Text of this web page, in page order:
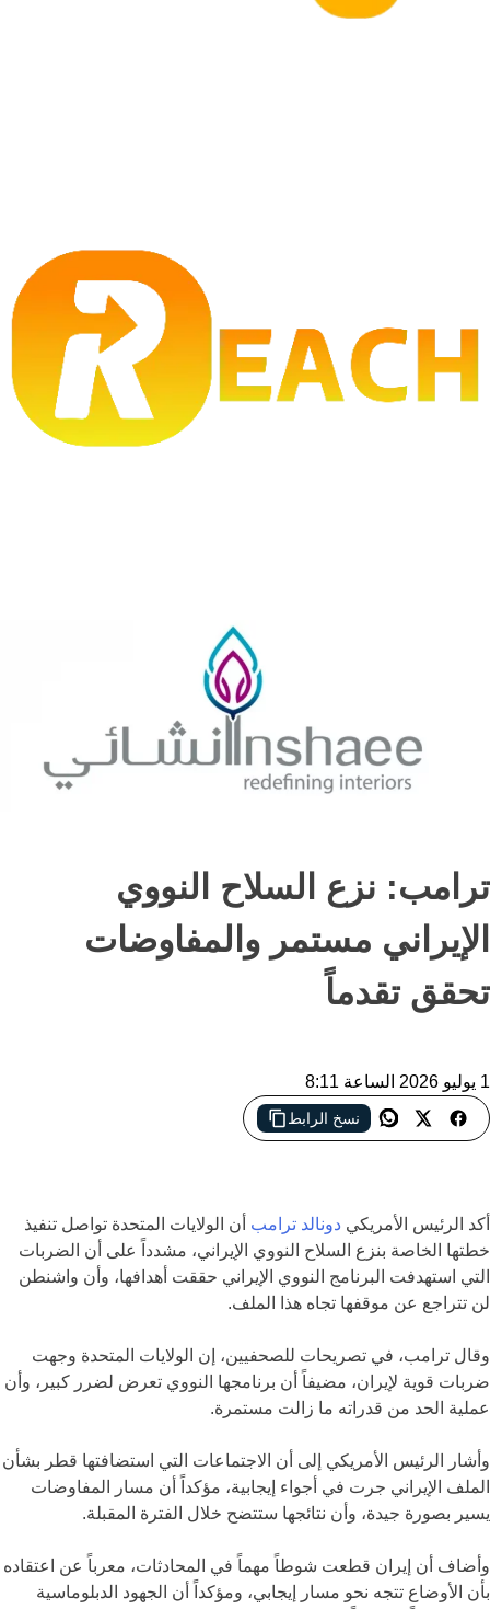
ترامب: نزع السلاح النووي
الإيراني مستمر والمفاوضات
تحقق تقدماً
1 يوليو 2026 الساعة 8:11
نسخ الرابط
ترامب يؤكد استمرار مسار نزع السلاح النووي الإيراني ويعتبر
أكد الرئيس الأمريكي دونالد ترامب أن الولايات المتحدة تواصل تنفيذ
خطتها الخاصة بنزع السلاح النووي الإيراني، مشدداً على أن الضربات
التي استهدفت البرنامج النووي الإيراني حققت أهدافها، وأن واشنطن
لن تتراجع عن موقفها تجاه هذا الملف.
وقال ترامب، في تصريحات للصحفيين، إن الولايات المتحدة وجهت
ضربات قوية لإيران، مضيفاً أن برنامجها النووي تعرض لضرر كبير، وأن
عملية الحد من قدراته ما زالت مستمرة.
وأشار الرئيس الأمريكي إلى أن الاجتماعات التي استضافتها قطر بشأن
الملف الإيراني جرت في أجواء إيجابية، مؤكداً أن مسار المفاوضات
يسير بصورة جيدة، وأن نتائجها ستتضح خلال الفترة المقبلة.
وأضاف أن إيران قطعت شوطاً مهماً في المحادثات، معرباً عن اعتقاده
بأن الأوضاع تتجه نحو مسار إيجابي، ومؤكداً أن الجهود الدبلوماسية